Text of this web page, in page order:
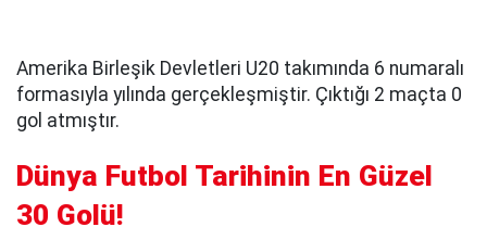
Amerika Birleşik Devletleri U20 takımında 6 numaralı
formasıyla yılında gerçekleşmiştir. Çıktığı 2 maçta 0
gol atmıştır.
Dünya Futbol Tarihinin En Güzel
30 Golü!